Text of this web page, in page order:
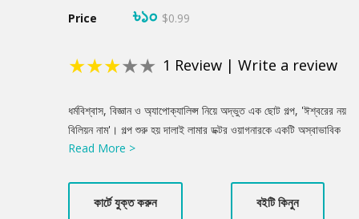
Price ৳১০ $0.99
★★★★★ 1 Review | Write a review
Product
Summery
ধর্মবিশ্বাস, বিজ্ঞান ও অ্যাপোক্যালিপ্স নিয়ে অদ্ভুত এক ছোট গল্প, 'ঈশ্বরের নয়
বিলিয়ন নাম'। গল্প শুরু হয় দালাই লামার ডক্টর ওয়াগনারকে একটি অস্বাভাবিক
অনুরোধ করার মাধ্যমে। লামা ওয়াগনারের কোম্পানি থেকে একটি অটোম্যাটিক
চান। এই কম্পিউটার দিয়ে লামা আসলে কি করতে চান এবং এটা কিভাবে
অ্যাপোক্যালিপ্স'র সাথে সম্পর্কিত?
Read More >
কার্টে যুক্ত করুন বইটি কিনুন